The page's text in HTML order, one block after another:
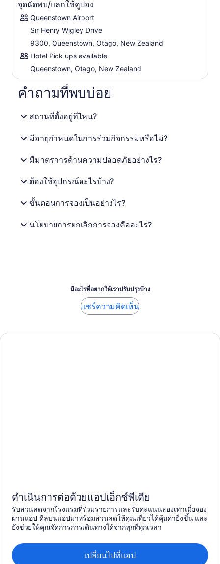
จุดนัดพบ/แลกใช้คูปอง
Queenstown Airport
Sir Henry Wigley Drive
9300, Queenstown, Otago, New Zealand
Hotel Pick ups available
Queenstown, Otago, New Zealand
คำถามที่พบบ่อย
สถานที่ตั้งอยู่ที่ไหน?
มีอายุกำหนดในการร่วมกิจกรรมหรือไม่?
มีมาตรการด้านความปลอดภัยอย่างไร?
ต้องใช้อุปกรณ์อะไรบ้าง?
ขั้นตอนการจองเป็นอย่างไร?
นโยบายการยกเลิกการจองคืออะไร?
มีอะไรที่อยากให้เราปรับปรุงบ้าง
แชร์ความคิดเห็น
ดำเนินการต่อด้วยแอปเอ็กซ์พีเดีย
รับส่วนลดจากโรงแรมที่ร่วมรายการและรับคะแนนสองเท่าเมื่อจอง
ผ่านแอป ดีลบนแอปมาพร้อมส่วนลดให้คุณเที่ยวได้คุ้มค่ายิ่งขึ้น และ
ยังช่วยให้คุณจัดการการเดินทางได้จากทุกที่ทุกเวลา
เปลี่ยนไปที่แอป